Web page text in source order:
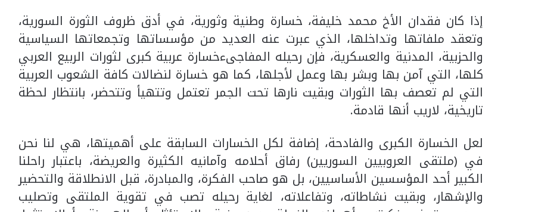
إذا كان فقدان الأخ محمد خليفة، خسارة وطنية وثورية، في أدق ظروف الثورة السورية،
وتعقد ملفاتها وتداخلها، الذي عبرت عنه العديد من مؤسساتها وتجمعاتها السياسية
والحزبية، المدنية والعسكرية، فإن رحيله المفاجىءخسارة عربية كبرى لثورات الربيع العربي
كلها، التي آمن بها وبشر بها وعمل لأجلها، كما هو خسارة لنضالات كافة الشعوب العربية
التي لم تعصف بها الثورات وبقيت نارها تحت الجمر تعتمل وتتهيأ وتتحضر، بانتظار لحظة
تاريخية، لاريب أنها قادمة.
لعل الخسارة الكبرى والفادحة، إضافة لكل الخسارات السابقة على أهميتها، هي لنا نحن
في (ملتقى العروبيين السوريين) رفاق أحلامه وآمانيه الكثيرة والعريضة، باعتبار راحلنا
الكبير أحد المؤسسين الأساسيين، بل هو صاحب الفكرة، والمبادرة، قبل الانطلاقة والتحضير
والإشهار، وبقيت نشاطاته، وتفاعلاته، لغاية رحيله تصب في تقوية الملتقى وتصليب